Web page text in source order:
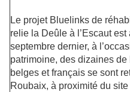
Le projet Bluelinks de
relie la Deûle à l’Escaut
septembre dernier, à
patrimoine, des dizaines
belges et français se sont
Roubaix, à proximité du site